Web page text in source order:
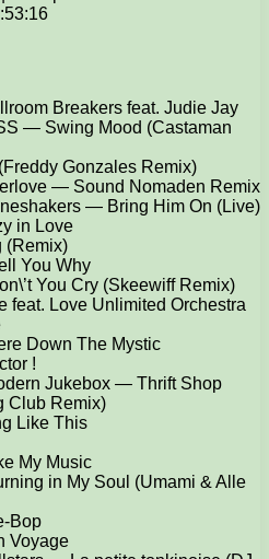
Breakers feat. Judie Jay
— Swing Mood (Castaman
Gonzales Remix)
— Sound Nomaden Remix
— Bring Him On (Live)
in Love
(Remix)
You Why
You Cry (Skeewiff Remix)
feat. Love Unlimited Orchestra
Down The Mystic
!
Jukebox — Thrift Shop
Club Remix)
Like This
My Music
in My Soul (Umami & Alle
Bop
Voyage